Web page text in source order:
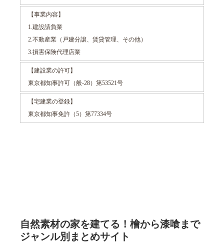
【事業内容】
1.建設請負業
2.不動産業（戸建分譲、賃貸管理、その他）
3.損害保険代理店業
【建設業の許可】
東京都知事許可（般-28）第53521号
【宅建業の登録】
東京都知事免許（5）第77334号
自然素材の家を建てる！檜から漆喰まで
ジャンル別まとめサイト